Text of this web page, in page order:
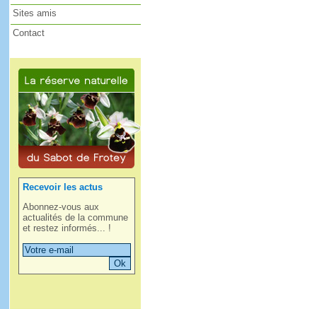
Recevoir les actus
Abonnez-vous aux
actualités de la commune
et restez informés... !
Sites amis
Contact